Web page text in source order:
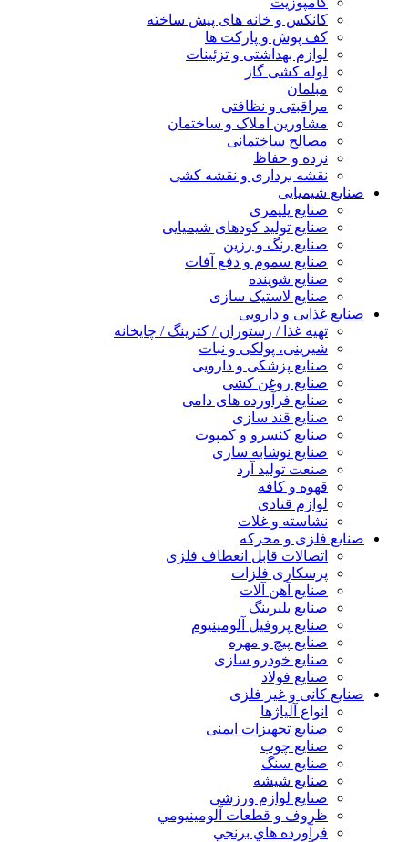
کانکس و خانه های پیش ساخته
کف پوش و پارکت ها
لوازم بهداشتی و تزئینات
لوله کشی گاز
مبلمان
مراقبتی و نظافتی
مشاورین املاک و ساختمان
مصالح ساختمانی
نرده و حفاظ
نقشه برداری و نقشه کشی
صنایع شیمیایی
صنایع پلیمری
صنایع تولید کودهای شیمیایی
صنایع رنگ و رزین
صنایع سموم و دفع آفات
صنایع شوینده
صنایع لاستیک سازی
صنایع غذایی و دارویی
تهیه غذا / رستوران / کترینگ / چایخانه
شیرینی، پولکی و نبات
صنایع پزشکی و دارویی
صنایع روغن کشی
صنایع فرآورده های دامی
صنایع قند سازی
صنایع کنسرو و کمپوت
صنایع نوشابه سازی
صنعت تولید آرد
قهوه و کافه
لوازم قنادی
نشاسته و غلات
صنایع فلزی و محرکه
اتصالات قابل انعطاف فلزی
پرسکاری فلزات
صنایع آهن آلات
صنایع بلبرینگ
صنایع پروفیل آلومینیوم
صنایع پیچ و مهره
صنایع خودرو سازی
صنایع فولاد
صنایع کانی و غیر فلزی
انواع آلياژها
صنایع تجهیزات ایمنی
صنایع چوب
صنایع سنگ
صنایع شیشه
صنایع لوازم ورزشی
ظروف و قطعات آلومينيومي
فرآورده هاي برنجي